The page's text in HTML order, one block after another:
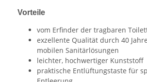
Vorteile
vom Erfinder der tragbaren
exzellente Qualität durch 40
mobilen Sanitärlösungen
leichter, hochwertiger Kunststoff
praktische Entlüftungstaste für